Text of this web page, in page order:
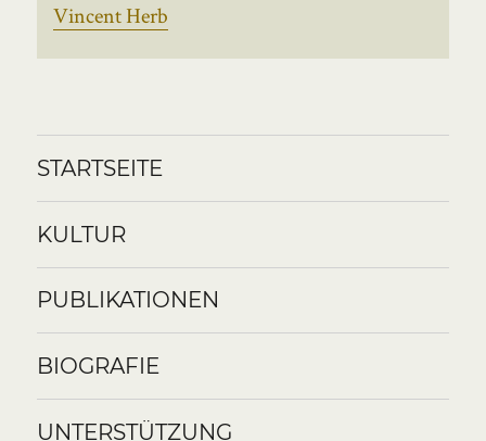
Vincent Herb
STARTSEITE
KULTUR
PUBLIKATIONEN
BIOGRAFIE
UNTERSTÜTZUNG